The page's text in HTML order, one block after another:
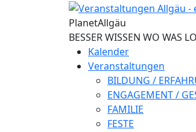
Direkt zum Inhalt
PlanetAllgäu
BESSER WISSEN WO WAS
Kalender
Veranstaltungen
BILDUNG /
ENGAGEMENT /
FAMILIE
FESTE